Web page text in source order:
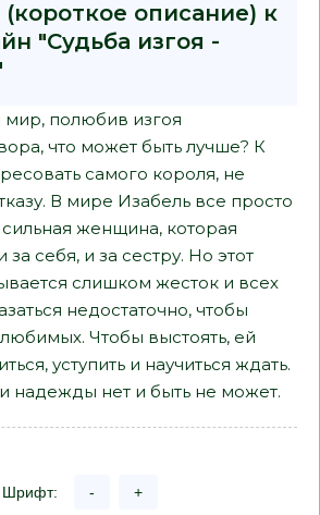
описание) к
"Судьба изгоя -
мир, полюбив изгоя
что может быть лучше? К
самого короля, не
В мире Изабель все просто
женщина, которая
за себя, и за сестру. Но этот
слишком жесток и всех
недостаточно, чтобы
Чтобы выстоять, ей
уступить и научиться ждать.
надежды нет и быть не может.
Шрифт: - +